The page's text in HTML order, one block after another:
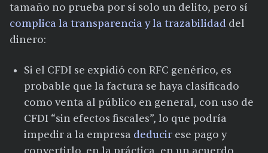
tamaño no prueba por sí solo un delito, pero sí
complica la transparencia y la trazabilidad del
dinero:
Si el CFDI se expidió con RFC genérico, es
probable que la factura se haya clasificado
como venta al público en general, con uso de
CFDI “sin efectos fiscales”, lo que podría
impedir a la empresa deducir ese pago y